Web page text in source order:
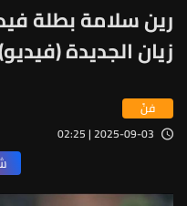
رين سلامة بطلة
زيان الجديدة
فنّ
2025-09-03 | 02:25